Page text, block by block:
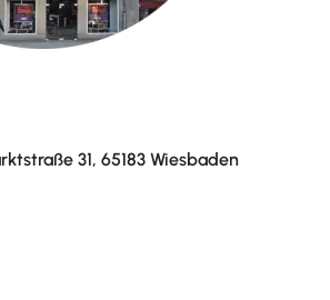
31, 65183 Wiesbaden